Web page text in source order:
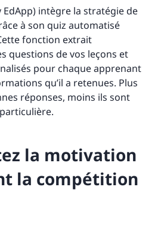
intègre la stratégie de
à son quiz automatisé
fonction extrait
questions de vos leçons et
pour chaque apprenant
qu’il a retenues. Plus
réponses, moins ils sont
la motivation
la compétition